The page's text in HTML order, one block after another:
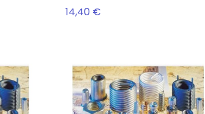
14,40 €